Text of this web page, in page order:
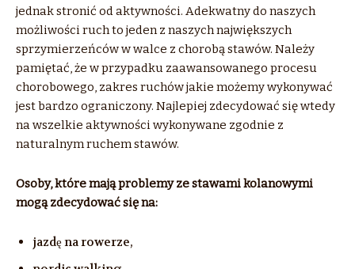
jednak stronić od aktywności. Adekwatny do naszych
możliwości ruch to jeden z naszych największych
sprzymierzeńców w walce z chorobą stawów. Należy
pamiętać, że w przypadku zaawansowanego procesu
chorobowego, zakres ruchów jakie możemy wykonywać
jest bardzo ograniczony. Najlepiej zdecydować się wtedy
na wszelkie aktywności wykonywane zgodnie z
naturalnym ruchem stawów.
Osoby, które mają problemy ze stawami kolanowymi
mogą zdecydować się na:
jazdę na rowerze,